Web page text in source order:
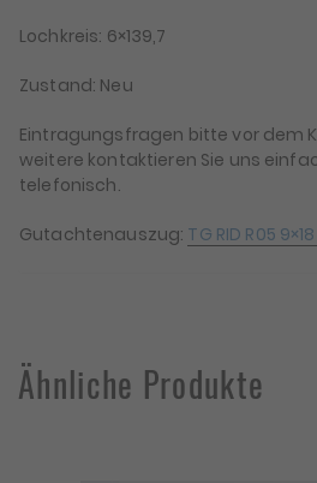
Lochkreis: 6×139,7
Zustand: Neu
Eintragungsfragen bitte vor dem
weitere kontaktieren Sie uns
telefonisch.
Gutachtenauszug: TG RID R05
Ähnliche Produkte